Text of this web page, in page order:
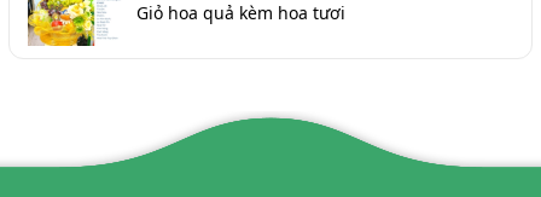
Giỏ hoa quả kèm hoa tươi